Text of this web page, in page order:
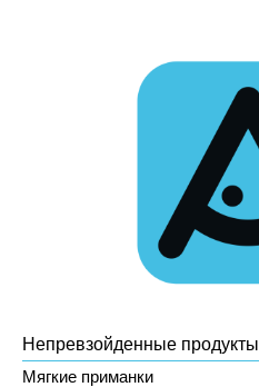
Непревзойденные продукты
Мягкие приманки